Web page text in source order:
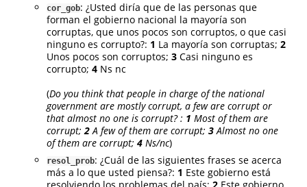
cor_gob: ¿Usted diría que de las personas que
forman el gobierno nacional la mayoría son
corruptas, que unos pocos son corruptos, o que casi
ninguno es corrupto?: 1 La mayoría son corruptas; 2
Unos pocos son corruptos; 3 Casi ninguno es
corrupto; 4 Ns nc
(Do you think that people in charge of the national
government are mostly corrupt, a few are corrupt or
that almost no one is corrupt? : 1 Most of them are
corrupt;2A few of them are corrupt; 3Almost no one
of them are corrupt; 4 Ns/nc)
resol_prob: ¿Cuál de las siguientes frases se acerca
más a lo que usted piensa?: 1 Este gobierno está